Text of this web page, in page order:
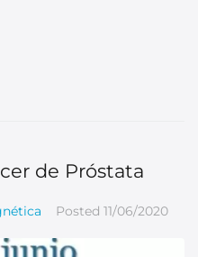
de Próstata
Posted 11/06/2020